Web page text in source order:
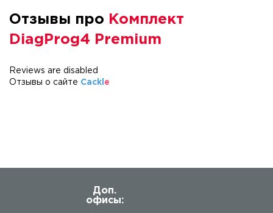
Отзывы про Комплект
DiagProg4 Premium
Reviews are disabled
Отзывы о сайте Cackl e
Доп.
офисы: